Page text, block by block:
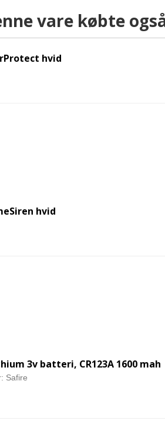
vare købte
hvid
hvid
3v batteri, CR123A 1600 mah
Safire